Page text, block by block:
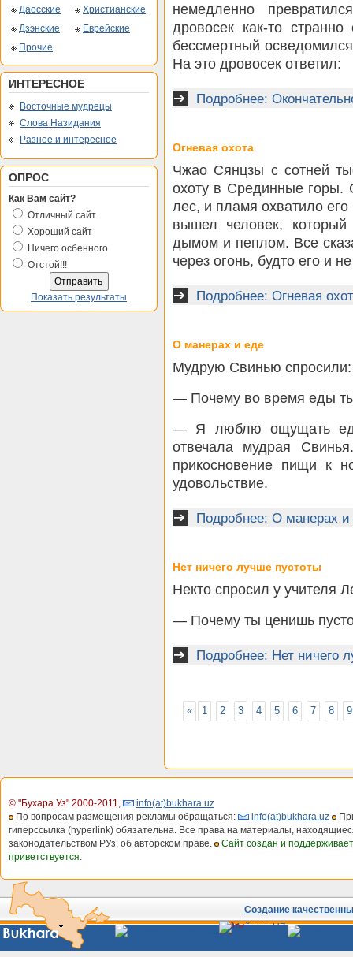
Даосские
Христианские
Дзэнские
Еврейские
Прочие
ИНТЕРЕСНОЕ
Восточные мудрецы
Слова Назидания
Разное и интересное
ОПРОС
Как Вам сайт?
Отличный сайт
Хороший сайт
Ничего осбенного
Отстой!!!
Показать результаты
немедленно
дровосек как-то
бессмертный
На это дровосек ответил:
Подробнее:
Огневая охота
Чжао Сянцзы с сотней
охоту в Срединные
лес, и пламя охватило его
вышел человек,
дымом и пеплом. Все
через огонь, будто его и
Подробнее: Огневая
О манерах и еде
Мудрую Свинью спросили:
— Почему во время еды
— Я люблю ощущать
отвечала мудрая
прикосновение пищи к
удовольствие.
Подробнее: О манерах и
Нет ничего лучше пустоты
Некто спросил у учителя
— Почему ты ценишь
Подробнее: Нет ничего
« 1 2 3 4 5 6 7 8 9
© "Бухара.Уз" 2000-2011,
info(at)bukhara.uz
По вопросам размещения рекламы обращаться:
info(at)bukhara.uz
гиперссылка (hyperlink) обязательна. Все права на материалы,
законодательством РУз, об авторском праве.
Сайт создан и
приветствуется.
Создание
Сайты
Узбекистана